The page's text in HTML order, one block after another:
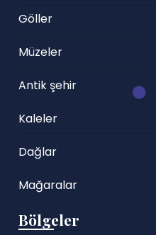
Göller
Müzeler
Antik şehir
Kaleler
Dağlar
Mağaralar
Bölgeler